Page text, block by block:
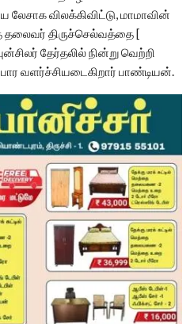
விலக்கிவிட்டு, மாமாவின்
தலைவர் திருச்செல்வத்தை [
தேர்தலில் நின்று வெற்றி
வளர்ச்சியடைகிறார் பாண்டியன்.